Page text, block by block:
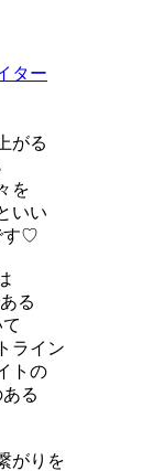
ター
がる
を
いい
す♡
る
ライン
トの
る
がりを